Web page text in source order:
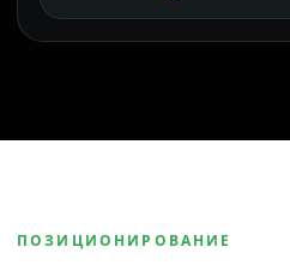
ПОЗИЦИОНИРОВАНИЕ